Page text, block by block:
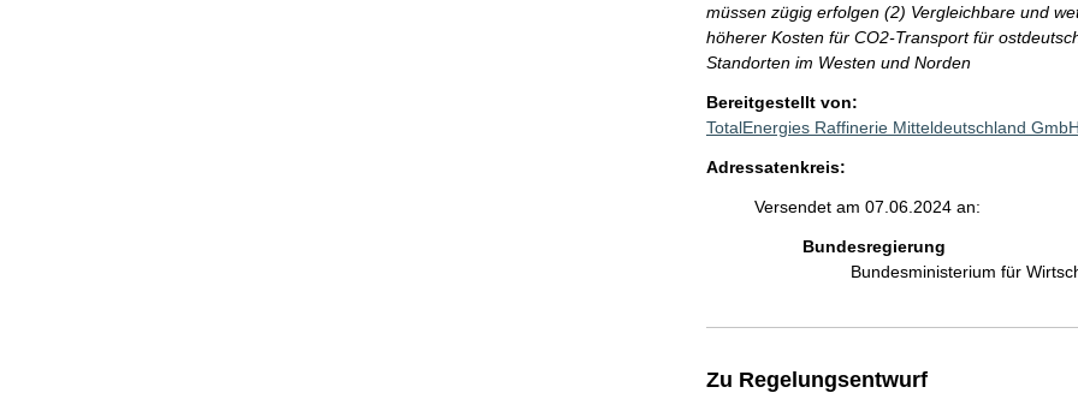
müssen zügig erfolgen (2) Vergleichbare und
höherer Kosten für CO2-Transport für
Standorten im Westen und Norden
Bereitgestellt von:
TotalEnergies Raffinerie Mitteldeutschland
Adressatenkreis:
Versendet am 07.06.2024 an:
Bundesregierung
Bundesministerium für
Zu Regelungsentwurf